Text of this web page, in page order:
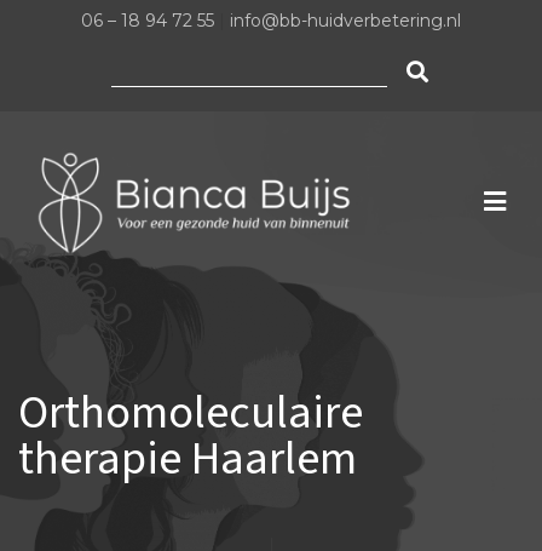
06 – 18 94 72 55 info@bb-huidverbetering.nl
Orthomoleculaire
therapie Haarlem